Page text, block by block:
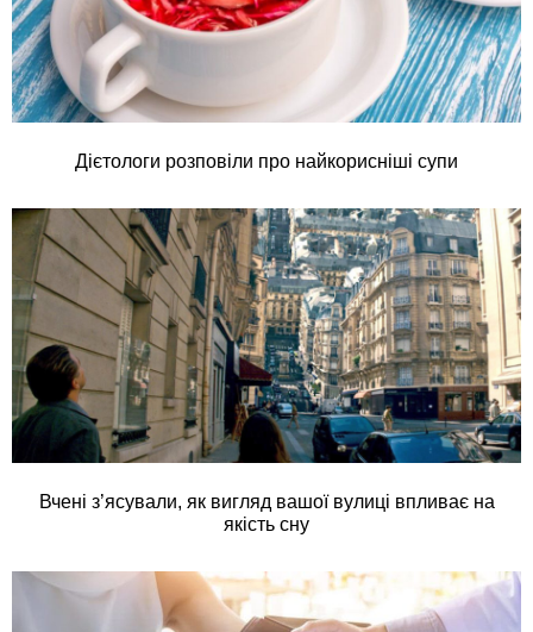
Дієтологи розповіли про найкорисніші супи
Вчені з’ясували, як вигляд вашої вулиці впливає на
якість сну